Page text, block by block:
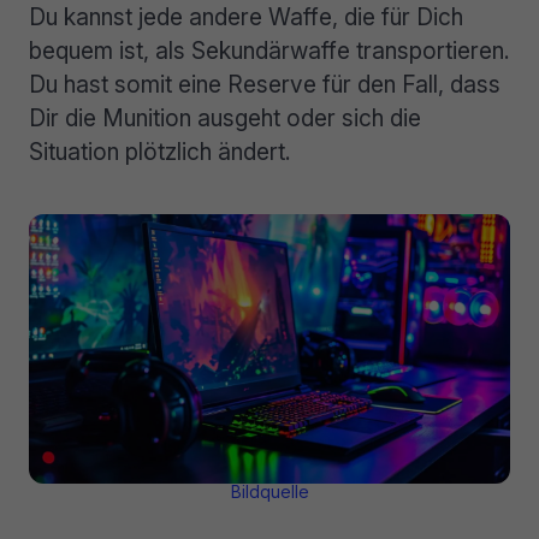
Du kannst jede andere Waffe, die für Dich
bequem ist, als Sekundärwaffe transportieren.
Du hast somit eine Reserve für den Fall, dass
Dir die Munition ausgeht oder sich die
Situation plötzlich ändert.
Bildquelle